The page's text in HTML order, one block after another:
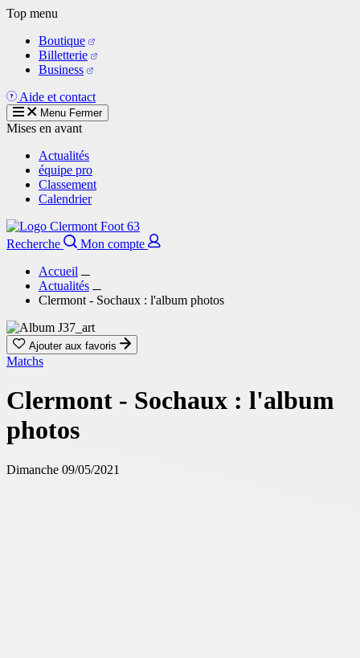
Aller
contenu
principal
Top menu
Boutique
Billetterie
Business
Aide et contact
Menu Fermer
Mises en avant
Actualités
équipe pro
Classement
Calendrier
Recherche
Mon compte
Accueil
Actualités
Clermont - Sochaux : l'album photos
Ajouter aux favoris
Matchs
Clermont - Sochaux : l'album
photos
Dimanche 09/05/2021